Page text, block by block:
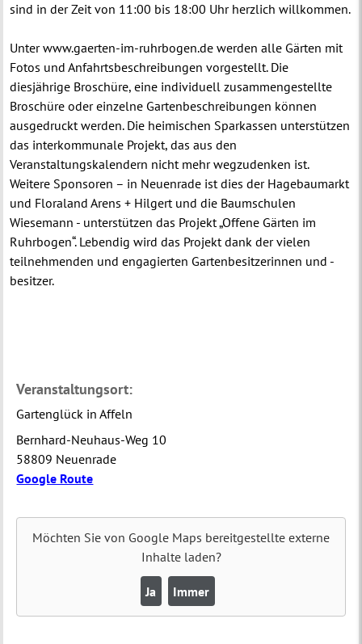
sind in der Zeit von 11:00 bis 18:00 Uhr herzlich willkommen.
Unter www.gaerten-im-ruhrbogen.de werden alle Gärten mit
Fotos und Anfahrtsbeschreibungen vorgestellt. Die
diesjährige Broschüre, eine individuell zusammengestellte
Broschüre oder einzelne Gartenbeschreibungen können
ausgedruckt werden. Die heimischen Sparkassen unterstützen
das interkommunale Projekt, das aus den
Veranstaltungskalendern nicht mehr wegzudenken ist.
Weitere Sponsoren – in Neuenrade ist dies der Hagebaumarkt
und Floraland Arens + Hilgert und die Baumschulen
Wiesemann - unterstützen das Projekt „Offene Gärten im
Ruhrbogen“. Lebendig wird das Projekt dank der vielen
teilnehmenden und engagierten Gartenbesitzerinnen und -
besitzer.
Veranstaltungsort:
Gartenglück in Affeln
Bernhard-Neuhaus-Weg 10
58809 Neuenrade
Google Route
Möchten Sie von Google Maps bereitgestellte externe
Inhalte laden?
Ja Immer